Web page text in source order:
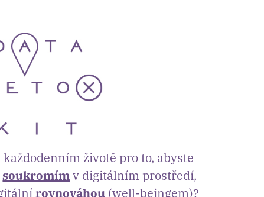
životě pro to, abyste
soukromímv digitálním prostředí,
rovnováhou (well-beingem)?